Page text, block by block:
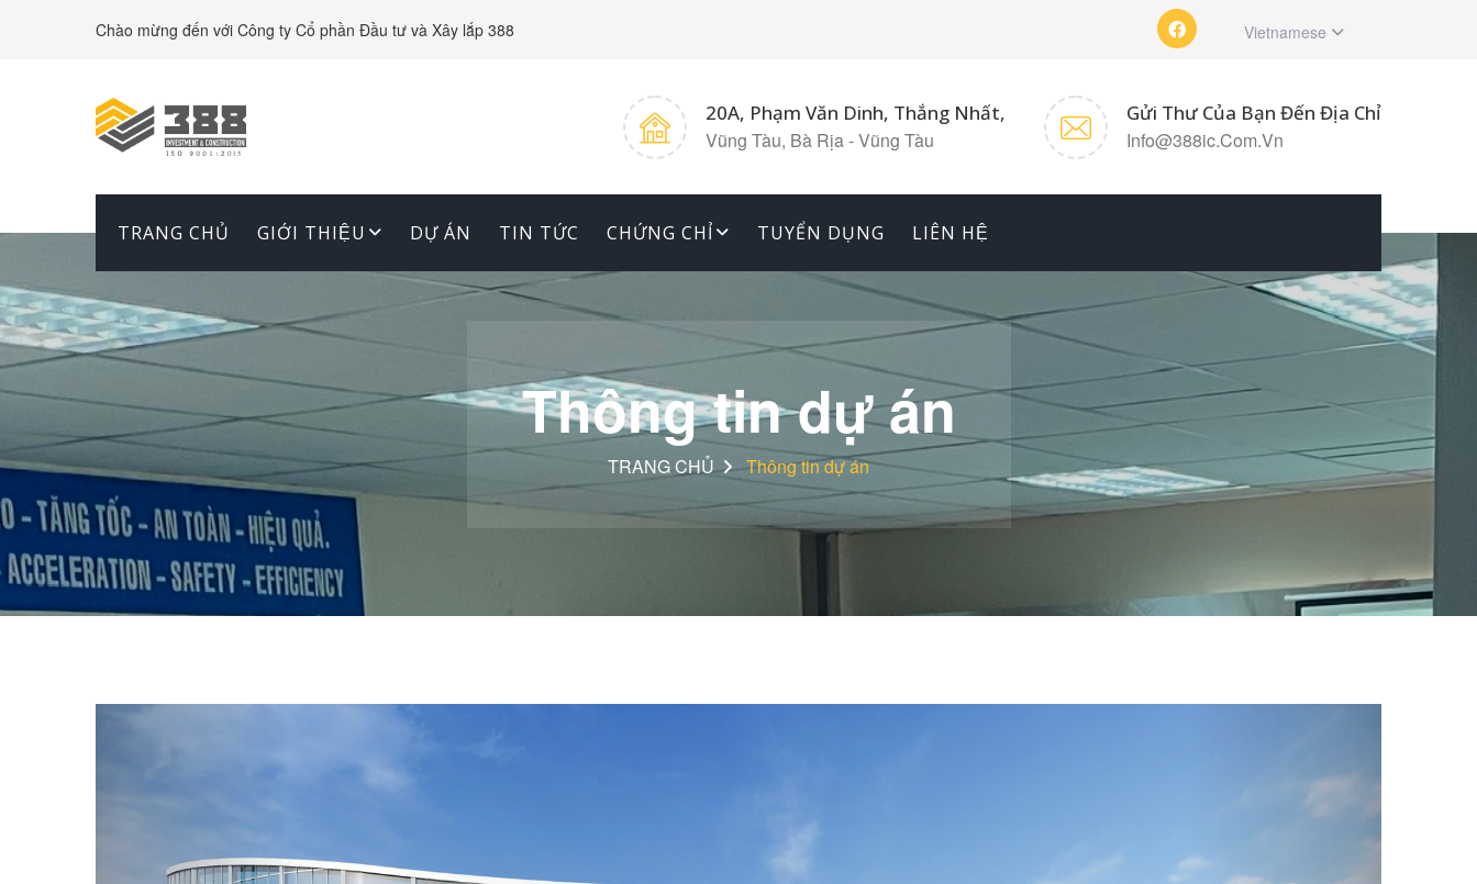
Chào mừng đến với Công ty Cổ phần Đầu tư và Xây lắp 388 Vietnamese
20A, Phạm Văn Dinh, Thắng Nhất,
Vũng Tàu, Bà Rịa - Vũng Tàu
Gửi Thư Của Bạn Đến Địa Chỉ
Info@388ic.com.vn
TRANG CHỦ GIỚI THIỆU DỰ ÁN TIN TỨC CHỨNG CHỈ TUYỂN DỤNG LIÊN HỆ
Thông tin dự án
TRANG CHỦ Thông tin dự án